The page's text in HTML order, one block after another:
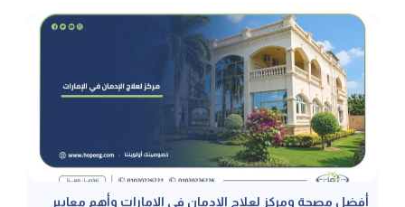
أفضل مصحة ومركز لعلاج الإدمان في الإمارات وأهم معايير
الاختيار
أفضل مصحة ومركز لعلاج الإدمان في الإمارات يبدأ باختيارك الواعي، إذ يعد
هذا القرار أساسيًا في نجاح رحلة التعافي، فالبيئة العلاجية المناسبة تحدد ما